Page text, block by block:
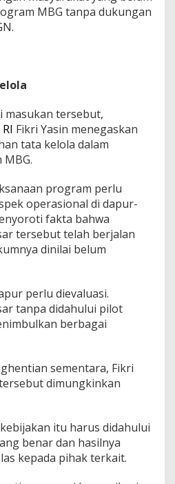
MBG tanpa dukungan
masukan tersebut,
Fikri Yasin menegaskan
tata kelola dalam
program perlu
operasional di dapur-
fakta bahwa
tersebut telah berjalan
dinilai belum
perlu dievaluasi.
tanpa didahului pilot
berbagai
sementara, Fikri
dimungkinkan
itu harus didahului
benar dan hasilnya
kepada pihak terkait.